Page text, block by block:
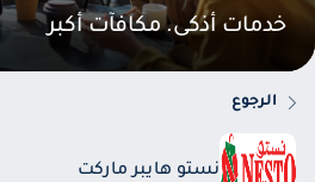
خدمات أذكى. مكافآت أكبر
الرجوع
نستو هايبر ماركت